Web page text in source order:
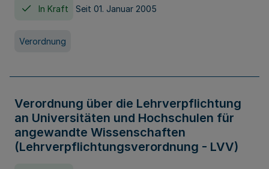
In Kraft Seit 01. Januar 2005
Verordnung
Verordnung über die Lehrverpflichtung
an Universitäten und Hochschulen für
angewandte Wissenschaften
(Lehrverpflichtungsverordnung - LVV)